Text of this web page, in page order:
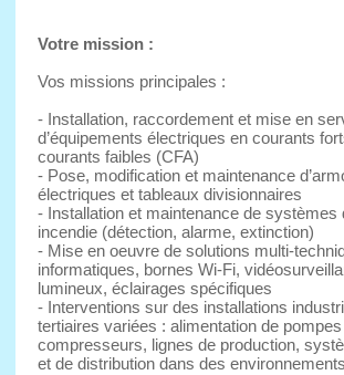
Votre mission :
Vos missions principales :
- Installation, raccordement et mise en
d’équipements électriques en courants
courants faibles (CFA)
- Pose, modification et maintenance
électriques et tableaux divisionnaires
- Installation et maintenance de systèmes
incendie (détection, alarme, extinction)
- Mise en oeuvre de solutions
informatiques, bornes Wi‑Fi,
lumineux, éclairages spécifiques
- Interventions sur des installations
tertiaires variées : alimentation de
compresseurs, lignes de production,
et de distribution dans des